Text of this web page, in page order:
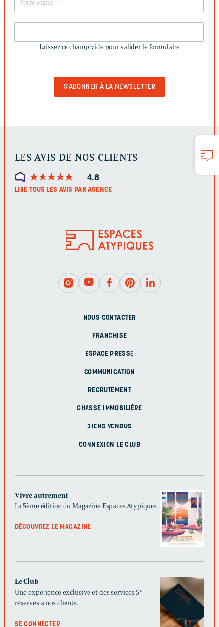
CHAMP
Laissez ce champ vide pour valider le formulaire
LES AVIS DE NOS CLIENTS
★★★★★
★★★★★ 4.8
LIRE TOUS LES AVIS PAR AGENCE
NOUS CONTACTER
FRANCHISE
ESPACE PRESSE
COMMUNICATION
RECRUTEMENT
CHASSE IMMOBILIÈRE
BIENS VENDUS
CONNEXION LE CLUB
Vivre autrement
La 5ème édition du Magazine Espaces Atypiques
DÉCOUVREZ LE MAGAZINE
Le Club
Une expérience exclusive et des services 5*
réservés à nos clients.
SE CONNECTER